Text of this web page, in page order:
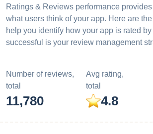
Ratings & Reviews performance
what users think of your app. Here are
help you identify how your app is rated
successful is your review management
Number of reviews,
total
11,780
Avg rating,
total
4.8